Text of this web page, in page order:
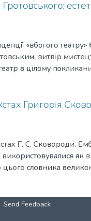
«вбогого
витвір
в цілому
Григорія
Г. С. Сковороди.
як в
цього словника
Send Feedback